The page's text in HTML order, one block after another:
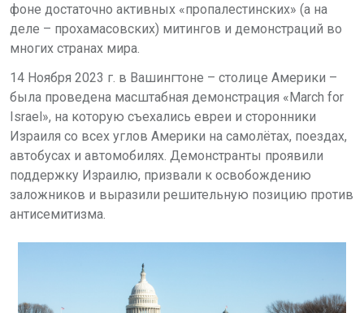
фоне достаточно активных «пропалестинских» (а на
деле – прохамасовских) митингов и демонстраций во
многих странах мира.
14 Ноября 2023 г. в Вашингтоне – столицe Америки –
была проведена масштабная демонстрация «March for
Israel», на которую съехались евреи и сторонники
Израиля со всех углов Америки на самолётах, поездах,
автобусах и автомобилях. Демонстранты проявили
поддержку Израилю, призвали к освобождению
заложников и выразили решительную позицию против
антисемитизма.